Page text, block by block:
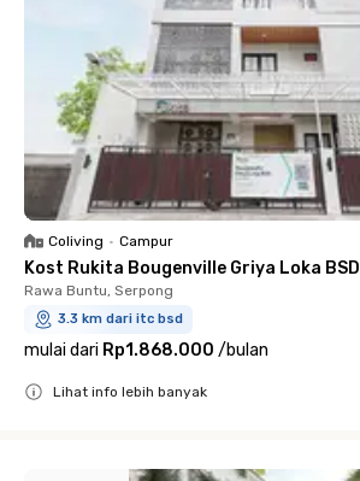
Coliving • Campur
Kost Rukita Bougenville Griya Loka BSD
Rawa Buntu, Serpong
3.3 km dari itc bsd
mulai dari Rp1.868.000 /bulan
Lihat info lebih banyak